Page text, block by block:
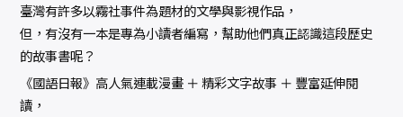
臺灣有許多以霧社事件為題材的文學與影視作品，
但，有沒有一本是專為小讀者編寫，幫助他們真正認識這段歷史
的故事書呢？
《國語日報》高人氣連載漫畫 ＋ 精彩文字故事 ＋ 豐富延伸閱
讀，